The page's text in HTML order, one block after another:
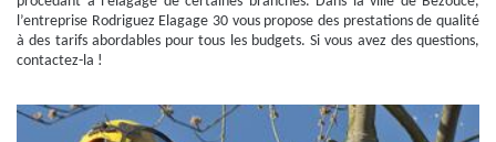
l’entreprise Rodriguez Elagage 30 vous propose des prestations de qualité
à des tarifs abordables pour tous les budgets. Si vous avez des questions,
contactez-la !